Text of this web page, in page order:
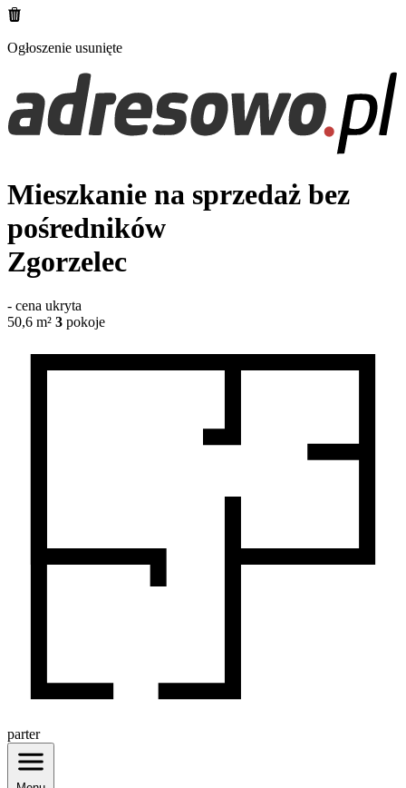
Ogłoszenie usunięte
Mieszkanie na sprzedaż bez
pośredników
Zgorzelec
- cena ukryta
50,6 m² 3 pokoje
parter